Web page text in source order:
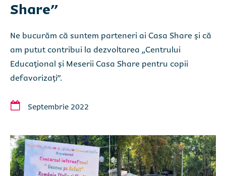
Share”
Ne bucurăm că suntem parteneri ai Casa Share și că
am putut contribui la dezvoltarea „Centrului
Educațional și Meserii Casa Share pentru copii
defavorizați”.
Septembrie 2022